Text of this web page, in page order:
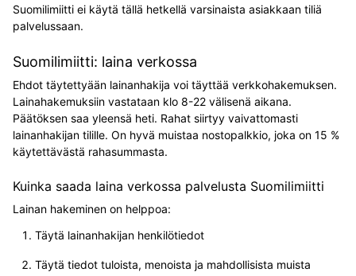
Suomilimiitti ei käytä tällä hetkellä varsinaista asiakkaan tiliä
palvelussaan.
Suomilimiitti: laina verkossa
Ehdot täytettyään lainanhakija voi täyttää verkkohakemuksen.
Lainahakemuksiin vastataan klo 8-22 välisenä aikana.
Päätöksen saa yleensä heti. Rahat siirtyy vaivattomasti
lainanhakijan tilille. On hyvä muistaa nostopalkkio, joka on 15 %
käytettävästä rahasummasta.
Kuinka saada laina verkossa palvelusta Suomilimiitti
Lainan hakeminen on helppoa:
Täytä lainanhakijan henkilötiedot
Täytä tiedot tuloista, menoista ja mahdollisista muista